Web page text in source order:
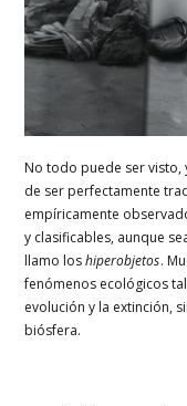
No todo puede ser visto,
de ser perfectamente
empíricamente
y clasificables, aunque
llamo loshiperobjetos.
fenómenos ecológicos
evolución y la extinción,
biósfera.